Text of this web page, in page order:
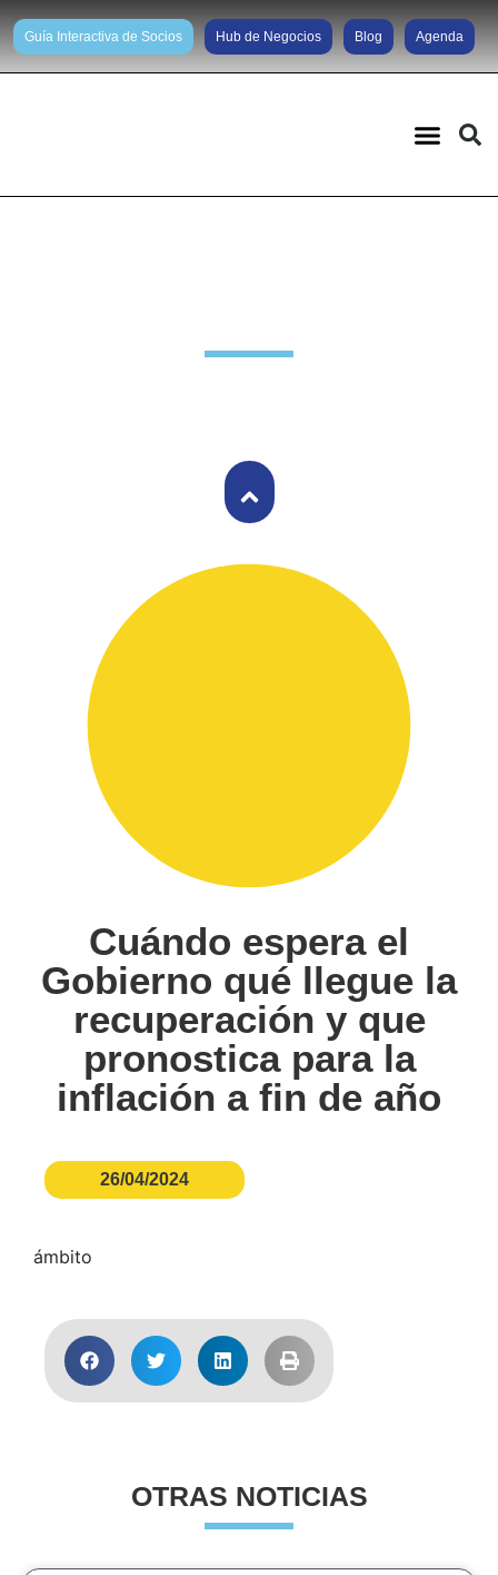
Guía Interactiva de Socios Hub de Negocios Blog Agenda
Cuándo espera el
Gobierno qué llegue la
recuperación y que
pronostica para la
inflación a fin de año
26/04/2024
ámbito
OTRAS NOTICIAS